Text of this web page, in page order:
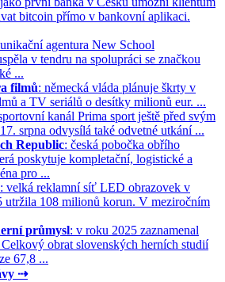
bitcoin přímo v bankovní aplikaci.
agentura New School
v tendru na spolupráci se značkou
...
filmů: německá vláda plánuje škrty v
a TV seriálů o desítky milionů eur. ...
kanál Prima sport ještě před svým
srpna odvysílá také odvetné utkání ...
Republic: česká pobočka obřího
poskytuje kompletační, logistické a
pro ...
: velká reklamní síť LED obrazovek v
utržila 108 milionů korun. V meziročním
průmysl: v roku 2025 zaznamenal
obrat slovenských herních studií
67,8 ...
⇢